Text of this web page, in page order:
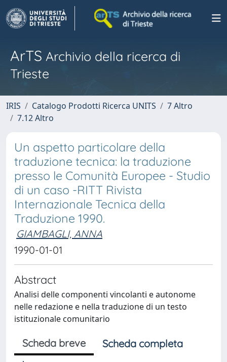
ArTS Archivio della ricerca di
Trieste
IRIS Catalogo Prodotti Ricerca UNITS
7 Altro
7.12 Altro
Un aspetto particolare della
traduzione tecnica: la traduzione
presso le Comunità Europee - Studio
di un caso -RITT Rivista
Internazionale Tecnica della
Traduzione 1990.
GIAMBAGLI, ANNA
1990-01-01
Abstract
Analisi delle componenti vincolanti e autonome
nelle redazione e nella traduzione di un testo
istituzionale comunitario
Scheda breve Scheda completa